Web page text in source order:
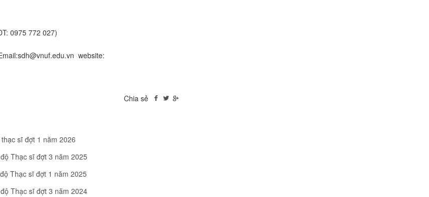
0975 772 027)
website:
Chia sẻ
sĩ đợt 1 năm 2026
Thạc sĩ đợt 3 năm 2025
Thạc sĩ đợt 1 năm 2025
Thạc sĩ đợt 3 năm 2024